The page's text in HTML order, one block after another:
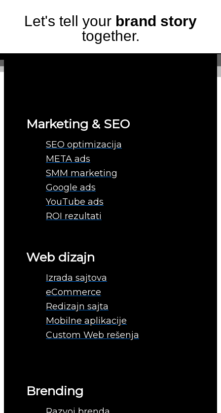
Let's tell your brand story
together.
Marketing & SEO
SEO optimizacija
META ads
SMM marketing
Google ads
YouTube ads
ROI rezultati
Web dizajn
Izrada sajtova
eCommerce
Redizajn sajta
Mobilne aplikacije
Custom Web rešenja
Brending